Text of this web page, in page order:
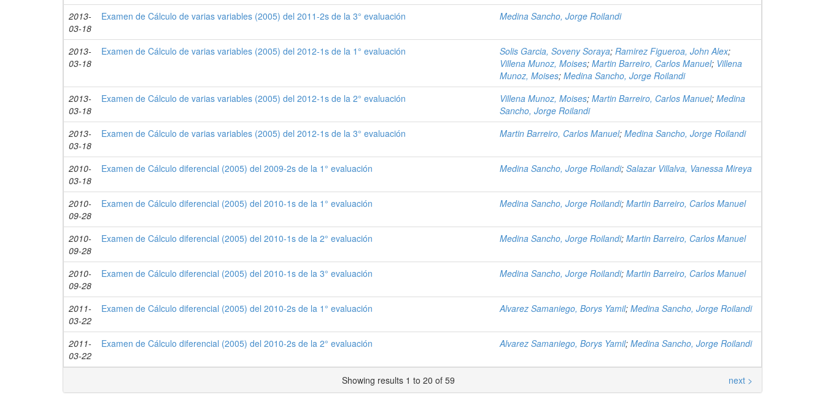
2013-
03-18
Examen de Cálculo de varias variables (2005) del 2011-2s de la 3° evaluación Medina Sancho, Jorge Roilandi
2013-
03-18
Examen de Cálculo de varias variables (2005) del 2012-1s de la 1° evaluación Solis Garcia, Soveny Soraya; Ramirez Figueroa, John Alex;
Villena Munoz, Moises; Martin Barreiro, Carlos Manuel; Villena
Munoz, Moises; Medina Sancho, Jorge Roilandi
2013-
03-18
Examen de Cálculo de varias variables (2005) del 2012-1s de la 2° evaluación Villena Munoz, Moises; Martin Barreiro, Carlos Manuel; Medina
Sancho, Jorge Roilandi
2013-
03-18
Examen de Cálculo de varias variables (2005) del 2012-1s de la 3° evaluación Martin Barreiro, Carlos Manuel; Medina Sancho, Jorge Roilandi
2010-
03-18
Examen de Cálculo diferencial (2005) del 2009-2s de la 1° evaluación Medina Sancho, Jorge Roilandi; Salazar Villalva, Vanessa Mireya
2010-
09-28
Examen de Cálculo diferencial (2005) del 2010-1s de la 1° evaluación Medina Sancho, Jorge Roilandi; Martin Barreiro, Carlos Manuel
2010-
09-28
Examen de Cálculo diferencial (2005) del 2010-1s de la 2° evaluación Medina Sancho, Jorge Roilandi; Martin Barreiro, Carlos Manuel
2010-
09-28
Examen de Cálculo diferencial (2005) del 2010-1s de la 3° evaluación Medina Sancho, Jorge Roilandi; Martin Barreiro, Carlos Manuel
2011-
03-22
Examen de Cálculo diferencial (2005) del 2010-2s de la 1° evaluación Alvarez Samaniego, Borys Yamil; Medina Sancho, Jorge Roilandi
2011-
03-22
Examen de Cálculo diferencial (2005) del 2010-2s de la 2° evaluación Alvarez Samaniego, Borys Yamil; Medina Sancho, Jorge Roilandi
Showing results 1 to 20 of 59 next >